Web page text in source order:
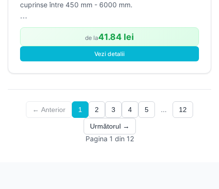
cuprinse între 450 mm - 6000 mm.
...
de la41.84 lei
Vezi detalii
← Anterior 1 2 3 4 5 ... 12
Următorul →
Pagina 1 din 12